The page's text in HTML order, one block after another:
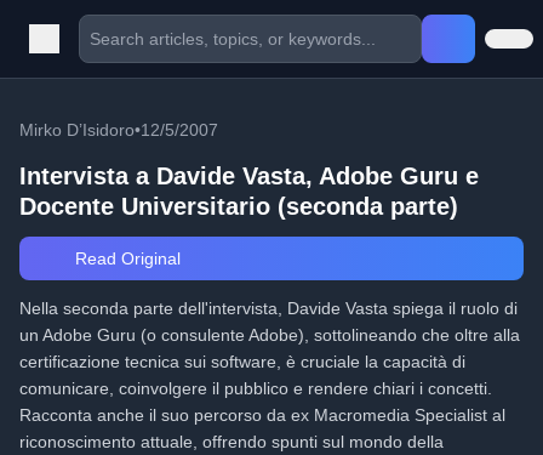
Mirko D’Isidoro•12/5/2007
Intervista a Davide Vasta, Adobe Guru e
Docente Universitario (seconda parte)
Read Original
Nella seconda parte dell'intervista, Davide Vasta spiega il ruolo di
un Adobe Guru (o consulente Adobe), sottolineando che oltre alla
certificazione tecnica sui software, è cruciale la capacità di
comunicare, coinvolgere il pubblico e rendere chiari i concetti.
Racconta anche il suo percorso da ex Macromedia Specialist al
riconoscimento attuale, offrendo spunti sul mondo della